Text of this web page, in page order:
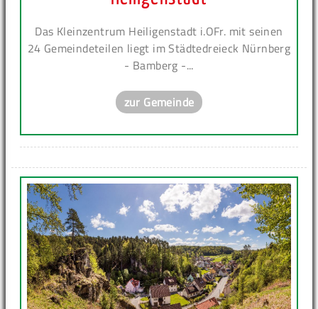
Das Kleinzentrum Heiligenstadt i.OFr. mit seinen
24 Gemeindeteilen liegt im Städtedreieck Nürnberg
- Bamberg -...
zur Gemeinde